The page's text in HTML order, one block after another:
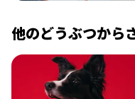
他のどうぶつから